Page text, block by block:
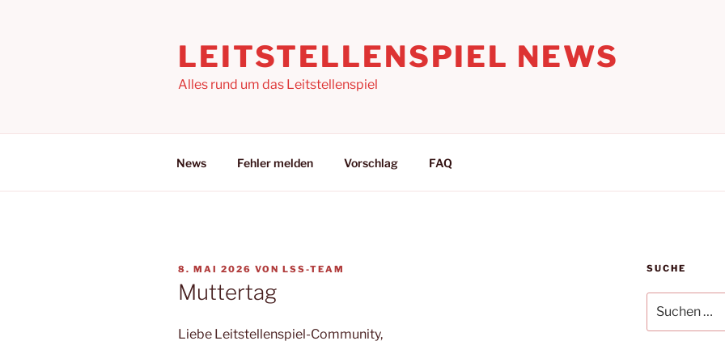
LEITSTELLENSPIEL NEWS
Alles rund um das Leitstellenspiel
News Fehler melden Vorschlag FAQ
VERÖFFENTLICHT
AM
8. MAI 2026 VON LSS-TEAM
Muttertag
Liebe Leitstellenspiel-Community,
SUCHE
nach: